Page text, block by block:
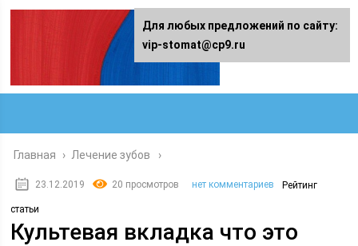
Главная › Лечение зубов
23.12.2019 20 просмотров нет комментариев Рейтинг
статьи
Культевая вкладка что это
Для любых предложений по сайту:
vip-stomat@cp9.ru